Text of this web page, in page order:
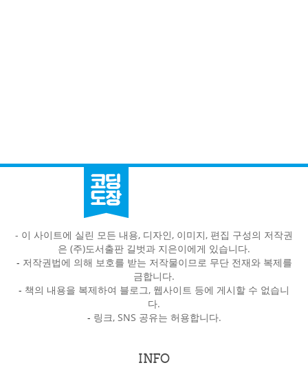
- 이 사이트에 실린 모든 내용, 디자인, 이미지, 편집 구성의 저작권
은 (주)도서출판 길벗과 지은이에게 있습니다.
- 저작권법에 의해 보호를 받는 저작물이므로 무단 전재와 복제를
금합니다.
- 책의 내용을 복제하여 블로그, 웹사이트 등에 게시할 수 없습니
다.
- 링크, SNS 공유는 허용합니다.
INFO